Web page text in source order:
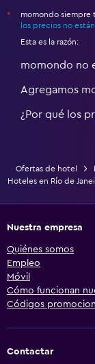
*
momondo siempre
los precios no
Esta es la razón:
momondo no
Agregamos
¿Por qué los
Ofertas de hotel
Hoteles en Río de
Nuestra empresa
Quiénes somos
Empleo
Móvil
Cómo funcionan
Códigos
Contactar